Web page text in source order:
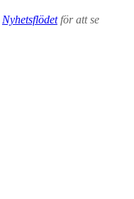
Nyhetsflödetför att se